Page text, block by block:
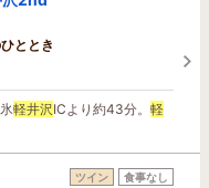
ととき
軽井沢ICより約43分。 軽
ツイン 食事なし